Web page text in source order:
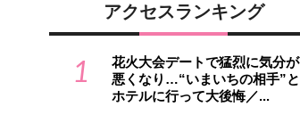
アクセスランキング
1
花火大会デートで猛烈に気分が
悪くなり…“いまいちの相手”と
ホテルに行って大後悔／...